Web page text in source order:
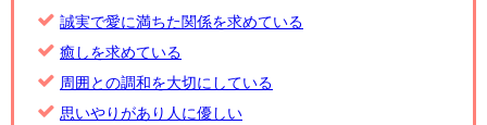
誠実で愛に満ちた関係を求めている
癒しを求めている
周囲との調和を大切にしている
思いやりがあり人に優しい